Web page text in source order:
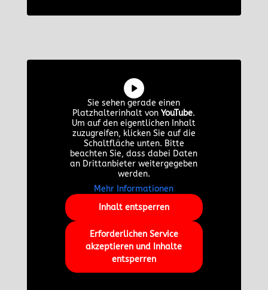
Sie sehen gerade einen
Platzhalterinhalt vonYouTube.
Um auf den eigentlichen Inhalt
zuzugreifen, klicken Sie auf die
Schaltfläche unten. Bitte
beachten Sie, dass dabei Daten
an Drittanbieter weitergegeben
werden.
Mehr Informationen
Inhalt entsperren
Erforderlichen Service
akzeptieren und Inhalte
entsperren